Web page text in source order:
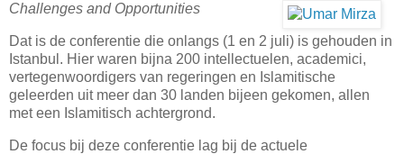
Challenges and Opportunities
Dat is de conferentie die onlangs (1 en 2 juli) is gehouden in
Istanbul. Hier waren bijna 200 intellectuelen, academici,
vertegenwoordigers van regeringen en Islamitische
geleerden uit meer dan 30 landen bijeen gekomen, allen
met een Islamitisch achtergrond.
De focus bij deze conferentie lag bij de actuele